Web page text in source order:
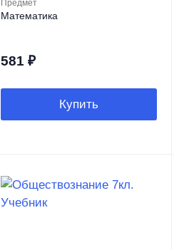
Предмет
Математика
581 ₽
Купить